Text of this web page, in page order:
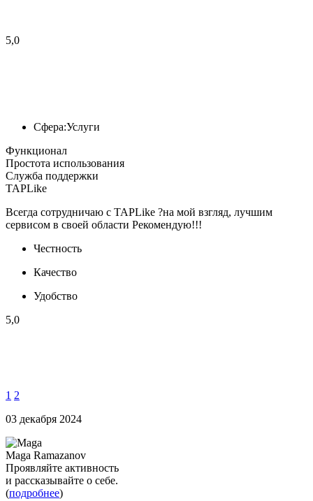
5,0
Сфера:Услуги
Функционал
Простота использования
Служба поддержки
TAPLike
Всегда сотрудничаю с TAPLike ?на мой взгляд, лучшим
сервисом в своей области Рекомендую!!!
Честность
Качество
Удобство
5,0
1 2
03 декабря 2024
Maga Ramazanov
Проявляйте активность
и рассказывайте о себе.
(подробнее)